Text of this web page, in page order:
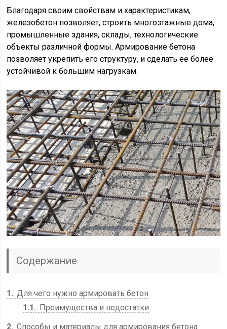
Благодаря своим свойствам и характеристикам,
железобетон позволяет, строить многоэтажные дома,
промышленные здания, склады, технологические
объекты различной формы. Армирование бетона
позволяет укрепить его структуру, и сделать ее более
устойчивой к большим нагрузкам.
Содержание
1
Для чего нужно армировать бетон
1.1
Преимущества и недостатки
2 Способы и материалы для армирования бетона